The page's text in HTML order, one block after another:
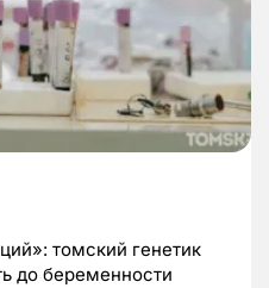
томский генетик
до беременности